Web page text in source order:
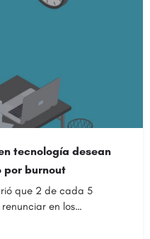
tecnología desean
por burnout
que 2 de cada 5
en los…